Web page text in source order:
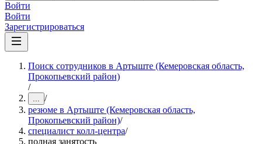
Войти
Войти
Зарегистрироваться
Поиск сотрудников в Артыште (Кемеровская область,
Прокопьевский район)
/
... /
резюме в Артыште (Кемеровская область,
Прокопьевский район)/
специалист колл-центра/
полная занятость